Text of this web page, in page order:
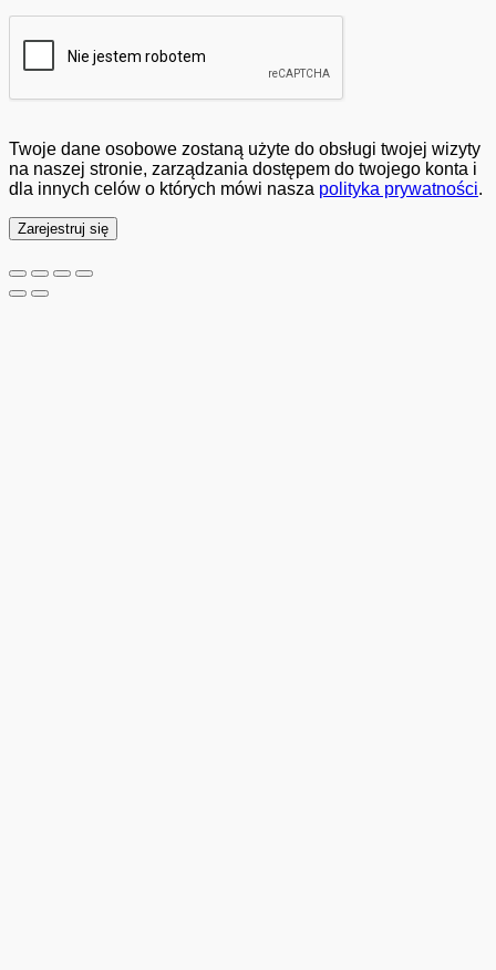
Twoje dane osobowe zostaną użyte do obsługi twojej wizyty
na naszej stronie, zarządzania dostępem do twojego konta i
dla innych celów o których mówi nasza polityka prywatności.
Zarejestruj się